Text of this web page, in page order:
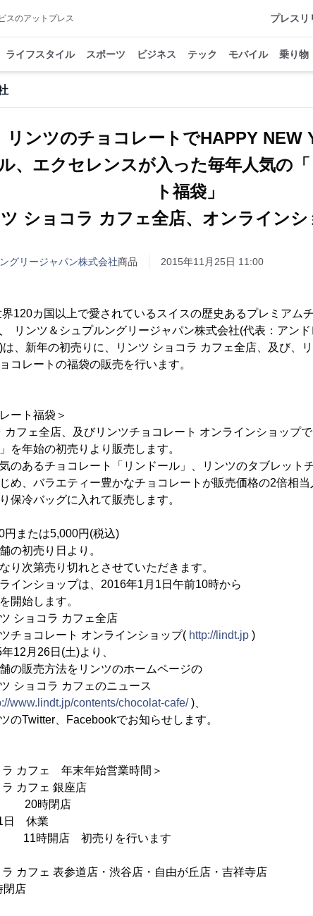
スのアットプレス プレスリ
ライフスタイル スポーツ ビジネス テック モバイル 乗り物
リンツのチョコレートでHAPPY NEW
、エクセレンスが入った毎年人気の
ト福袋」
ショコラ カフェ全店、オンライン
グリージャパン株式会社商品 2015年11月25日 11:00
120カ国以上で愛されているスイスの歴史あるプレミアム
リンツ＆シュプルングリージャパン株式会社(代表：アン
、新年の初売りに、リンツ ショコラ カフェ全店、及び、
コレートの福袋の販売を行います。
ート福袋＞
カフェ全店、及びリンツチョコレート オンラインショップ
を年始の初売りより販売します。
のあるチョコレート「リンドール」、リンツのタブレット
め、バラエティー豊かなチョコレートが販売価格の2倍相当
保冷バッグに入れて販売します。
または5,000円(税込)
の初売り日より。
売り切れとさせていただきます。
ョップは、2016年1月1日午前10時から
します。
ショコラ カフェ全店
レート オンラインショップ( http://lindt.jp )
12月26日(土)より、
方法をリンツのホームページの
ラ カフェのニュース
www.lindt.jp/contents/chocolat-cafe/)、
、Facebookでお知らせします。
ラ カフェ 年末年始営業時間＞
ラ カフェ 銀座店
時閉店
日 休業
開店 初売りを行います
ラ カフェ 表参道店・渋谷店・自由が丘店・吉祥寺店
店